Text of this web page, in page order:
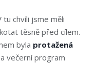
tu chvíli jsme měli
těsně před cílem.
byla protažená
večerní program